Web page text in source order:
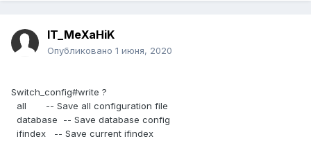
IT_MeXaHiK
Опубликовано 1 июня, 2020
Switch_config#write ?
all -- Save all configuration file
database -- Save database config
ifindex -- Save current ifindex